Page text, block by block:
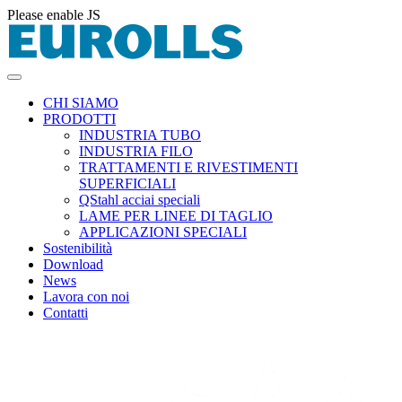
Please enable JS
CHI SIAMO
PRODOTTI
INDUSTRIA TUBO
INDUSTRIA FILO
TRATTAMENTI E RIVESTIMENTI
SUPERFICIALI
QStahl acciai speciali
LAME PER LINEE DI TAGLIO
APPLICAZIONI SPECIALI
Sostenibilità
Download
News
Lavora con noi
Contatti